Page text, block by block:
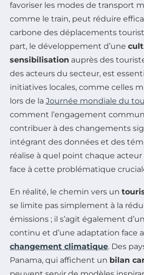
favoriser les modes de transport
comme le train, peut réduire
carbone des déplacements
part, le développement d’une
sensibilisation auprès des
des acteurs du secteur, est
initiatives locales, comme celles
lors de la Journée mondiale du
comment l’engagement
contribuer à des changements
intégrant des données et des
réalise à quel point chaque acteur
face à cette problématique
En réalité, le chemin vers un
se limite pas simplement à la
émissions ; il s’agit également
continu et d’une adaptation face
changement climatique. Des
Panama, qui affichent un bilan